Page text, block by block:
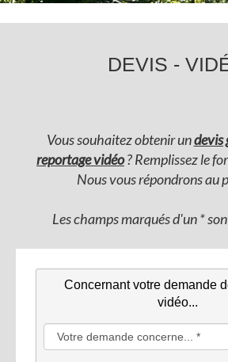
DEVIS -
Vous souhaitez obtenir undevis
reportage vidéo? Remplissez le
Nous vous répondrons au
Les champs marqués d'un *
Concernant votre demande
vidéo...